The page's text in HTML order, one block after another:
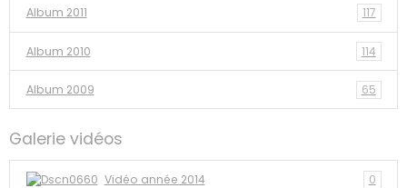
Album 2011 117
Album 2010 114
Album 2009 65
Galerie vidéos
Vidéo année 2014 0